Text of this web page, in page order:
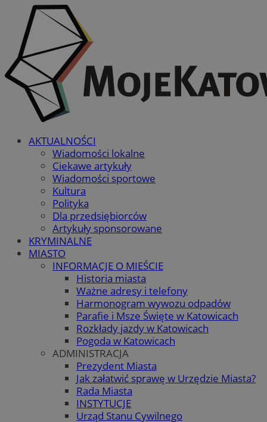
AKTUALNOŚCI
Wiadomości lokalne
Ciekawe artykuły
Wiadomości sportowe
Kultura
Polityka
Dla przedsiębiorców
Artykuły sponsorowane
KRYMINALNE
MIASTO
INFORMACJE O MIEŚCIE
Historia miasta
Ważne adresy i telefony
Harmonogram wywozu odpadów
Parafie i Msze Święte w Katowicach
Rozkłady jazdy w Katowicach
Pogoda w Katowicach
ADMINISTRACJA
Prezydent Miasta
Jak załatwić sprawę w Urzędzie Miasta?
Rada Miasta
INSTYTUCJE
Urząd Stanu Cywilnego